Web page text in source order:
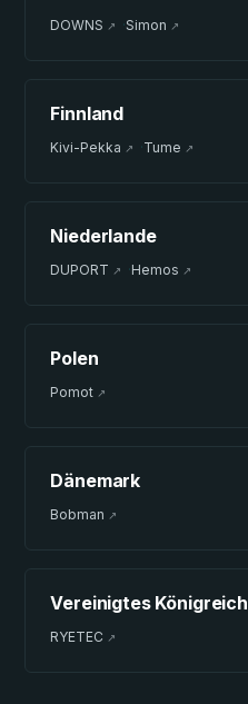
DOWNS ↗ ·Simon ↗
Finnland
Kivi-Pekka ↗ ·Tume ↗
Niederlande
DUPORT ↗ ·Hemos ↗
Polen
Pomot ↗
Dänemark
Bobman ↗
Vereinigtes Königreich
RYETEC ↗